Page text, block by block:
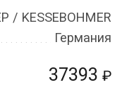
37393 ₽
/ KESSEBOHMER
Германия